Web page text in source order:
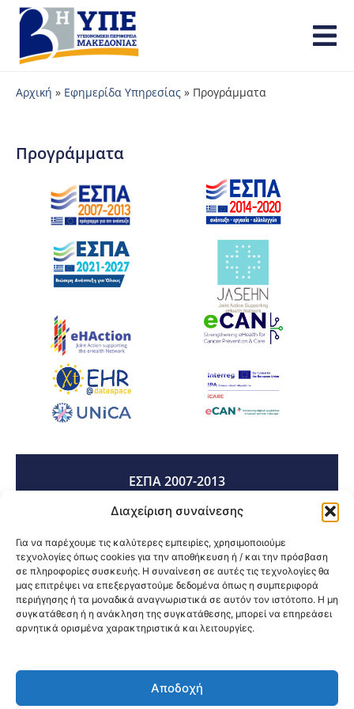
Διαχείριση συναίνεσης
Για να παρέχουμε τις καλύτερες εμπειρίες, χρησιμοποιούμε
τεχνολογίες όπως cookies για την αποθήκευση ή / και την πρόσβαση
σε πληροφορίες συσκευής. Η συναίνεση σε αυτές τις τεχνολογίες θα
μας επιτρέψει να επεξεργαστούμε δεδομένα όπως η συμπεριφορά
περιήγησης ή τα μοναδικά αναγνωριστικά σε αυτόν τον ιστότοπο. Η μη
συγκατάθεση ή η ανάκληση της συγκατάθεσης, μπορεί να επηρεάσει
αρνητικά ορισμένα χαρακτηριστικά και λειτουργίες.
Αποδοχή
Αρχική » Εφημερίδα Υπηρεσίας » Προγράμματα
Προγράμματα
ΕΣΠΑ 2007-2013
ΕΣΠΑ 2014-2020
ΕΣΠΑ 2021-2027
@2026 3ype.gr All rights reserved